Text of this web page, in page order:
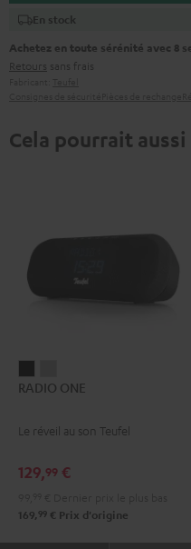
En stock
Achetez en toute sérénité avec 8
Retours sans frais
Cela pourrait
ONE ONE
Gray
RADIO ONE
Le réveil au son Teufel
129,99 €
169, 99 € Prix d'origine